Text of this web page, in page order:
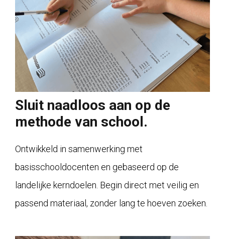
Sluit naadloos aan op de
methode van school.
Ontwikkeld in samenwerking met
basisschooldocenten en gebaseerd op de
landelijke kerndoelen. Begin direct met veilig en
passend materiaal, zonder lang te hoeven zoeken.